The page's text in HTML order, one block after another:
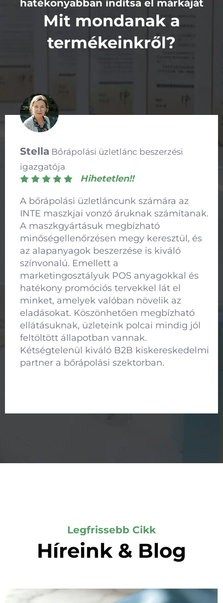
hatékonyabban indítsa el márkáját
Mit mondanak a
termékeinkről?
Vivian Bőrápolási e-kereskedelmi platform
beszerzési menedzser
Hihetetlen!!
Az e-kereskedelmi platformunkon az INTE
ampullái és szérumai rendkívül
népszerűek. Termékeik egyedi
értékesítési pontokkal rendelkeznek, és
az ellátási láncuk megbízható. Az
utóértékesítési csapatuk azonnal reagál a
kereskedői problémákra. Emellett
adatalapú értékesítési támogatással
képesek vagyunk kategória-
beállításainkat szakértő módon
optimalizálni. Igazi aranybánya a B2B
bőrápolási e-kereskedelmi műveletekhez.
Legfrissebb Cikk
Híreink & Blog